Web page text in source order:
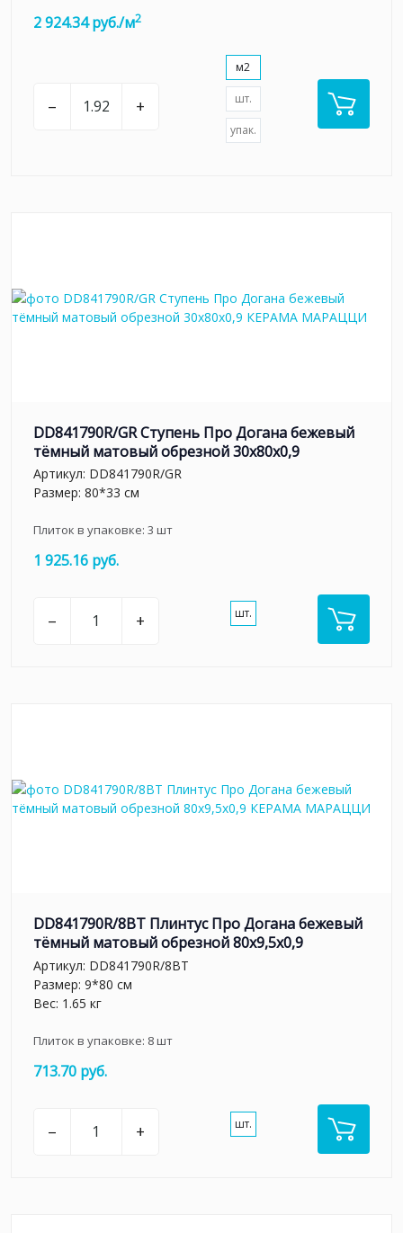
2 924.34 руб./м2
– +
м2
шт.
упак.
DD841790R/GR Ступень Про Догана бежевый
тёмный матовый обрезной 30x80x0,9
Артикул: DD841790R/GR
Размер: 80*33 см
Плиток в упаковке: 3 шт
1 925.16 руб.
– + шт.
DD841790R/8BT Плинтус Про Догана бежевый
тёмный матовый обрезной 80x9,5x0,9
Артикул: DD841790R/8BT
Размер: 9*80 см
Вес: 1.65 кг
Плиток в упаковке: 8шт
713.70 руб.
– + шт.